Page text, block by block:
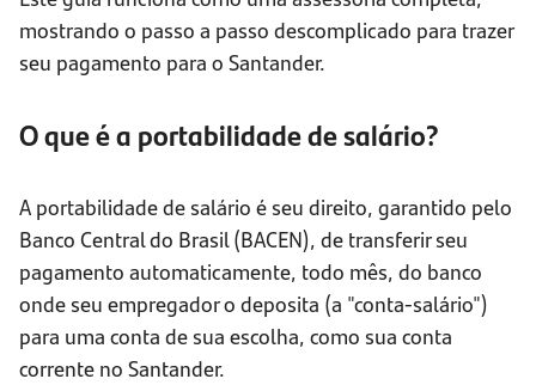
mostrando o passo a passo descomplicado para trazer
seu pagamento para o Santander.
O que é a portabilidade de salário?
A portabilidade de salário é seu direito, garantido pelo
Banco Central do Brasil (BACEN), de transferir seu
pagamento automaticamente, todo mês, do banco
onde seu empregador o deposita (a "conta-salário")
para uma conta de sua escolha, como sua conta
corrente no Santander.